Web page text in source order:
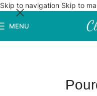
Skip to navigation Skip to
MENU